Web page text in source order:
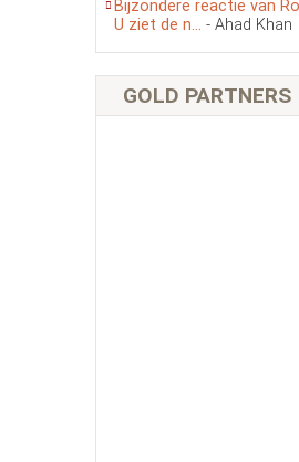
Bijzondere reactie van
U ziet de n... - Ahad Khan
GOLD PARTNERS